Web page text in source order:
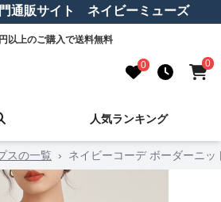
通販サイト ネイビーミューズ
以上のご購入で送料無料
0 0
人気ランキング
スの一覧 › ネイビーコーデ ボーダーニ